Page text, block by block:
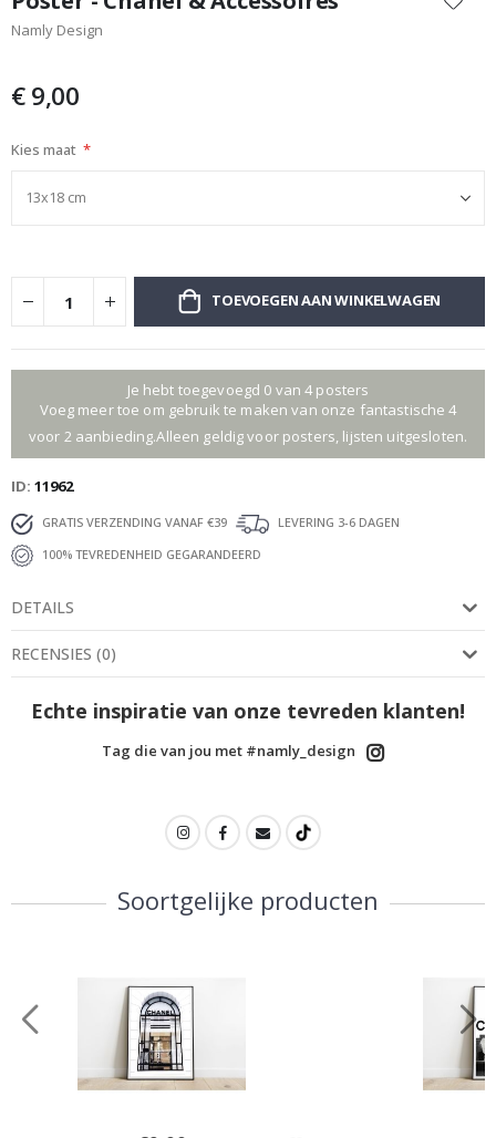
het
begin
afbeeldingen-
Namly Design
€ 9,00
Kies maat
TOEVOEGEN AAN WINKELWAGEN
Je hebt toegevoegd 0 van 4 posters
Voeg meer toe om gebruik te maken van onze fantastische 4
voor 2 aanbieding.Alleen geldig voor posters, lijsten uitgesloten.
ID 11962
GRATIS VERZENDING VANAF €39
LEVERING 3-6 DAGEN
100% TEVREDENHEID GEGARANDEERD
DETAILS
RECENSIES (0)
Echte inspiratie van onze tevreden klanten!
Tag die van jou met #namly_design
Soortgelijke producten